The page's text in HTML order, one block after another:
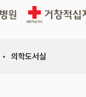
거창적십자병원
의학도서실